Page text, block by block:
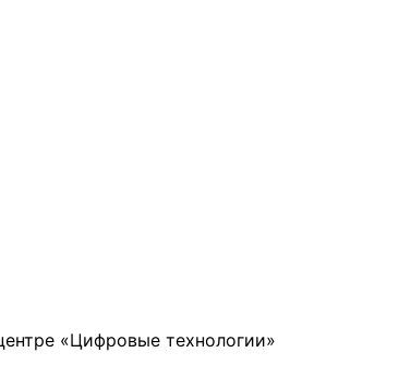
«Цифровые технологии»